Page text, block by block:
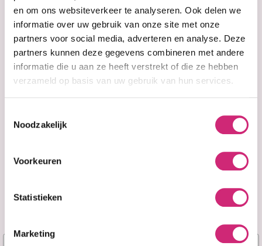
en om ons websiteverkeer te analyseren. Ook delen we
informatie over uw gebruik van onze site met onze
partners voor social media, adverteren en analyse. Deze
partners kunnen deze gegevens combineren met andere
informatie die u aan ze heeft verstrekt of die ze hebben
verzameld op basis van uw gebruik van hun services.
Noodzakelijk
Voorkeuren
Statistieken
Marketing
In winkelwagen
30 dagen
Uitgebreide
De conditioner waar je natuurlijk krullende haar
bestelling
Naam